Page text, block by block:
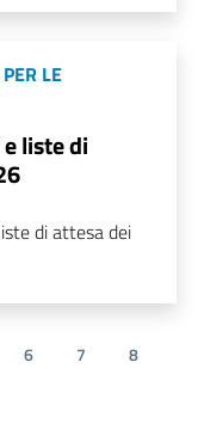
LE
liste di
di attesa dei
6 7
8